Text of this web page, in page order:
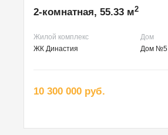
2-комнатная, 55.33 м2
Жилой комплекс Дом
ЖК Династия
Дом №5
10 300 000 руб.